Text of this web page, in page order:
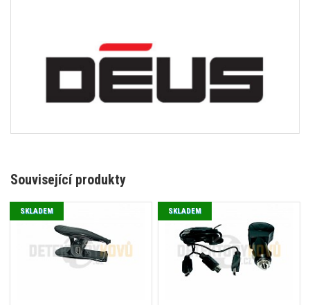
Související produkty
SKLADEM SKLADEM